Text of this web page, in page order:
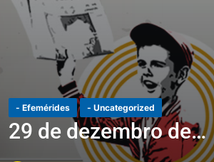
- Efemérides - Uncategorized
29 de dezembro de…